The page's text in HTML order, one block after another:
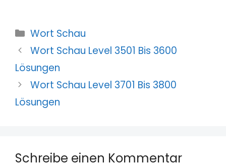
Kategorien
Wort Schau
Wort Schau Level 3501 Bis 3600
Lösungen
Wort Schau Level 3701 Bis 3800
Lösungen
Schreibe einen Kommentar